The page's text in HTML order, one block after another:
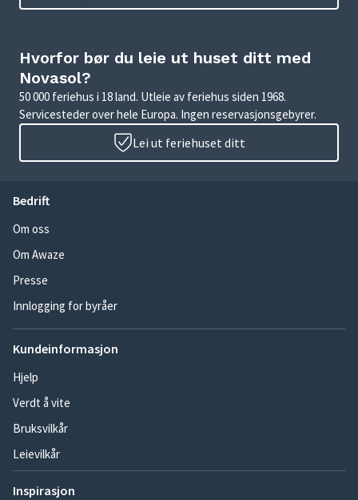
Hvorfor bør du leie ut huset ditt med
Novasol?
50 000 feriehus i 18 land. Utleie av feriehus siden 1968.
Servicesteder over hele Europa. Ingen reservasjonsgebyrer.
Lei ut feriehuset ditt
Bedrift
Om oss
Om Awaze
Presse
Innlogging for byråer
Kundeinformasjon
Hjelp
Verdt å vite
Bruksvilkår
Leievilkår
Inspirasjon